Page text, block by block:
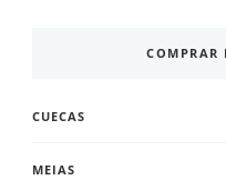
COMPRAR
CUECAS
MEIAS